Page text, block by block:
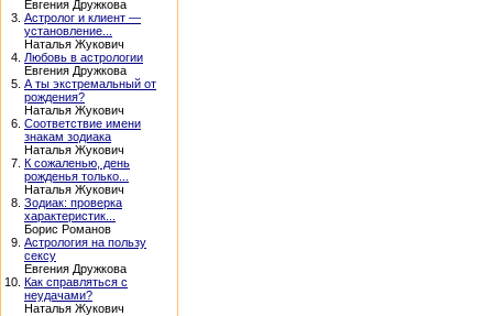
Евгения Дружкова
3. Астролог и клиент —
установление...
Наталья Жукович
4. Любовь в астрологии
Евгения Дружкова
5. А ты экстремальный от
рождения?
Наталья Жукович
6. Соответствие имени
знакам зодиака
Наталья Жукович
7. К сожаленью, день
рожденья только...
Наталья Жукович
8. Зодиак: проверка
характеристик...
Борис Романов
9. Астрология на пользу
сексу
Евгения Дружкова
10. Как справляться с
неудачами?
Наталья Жукович